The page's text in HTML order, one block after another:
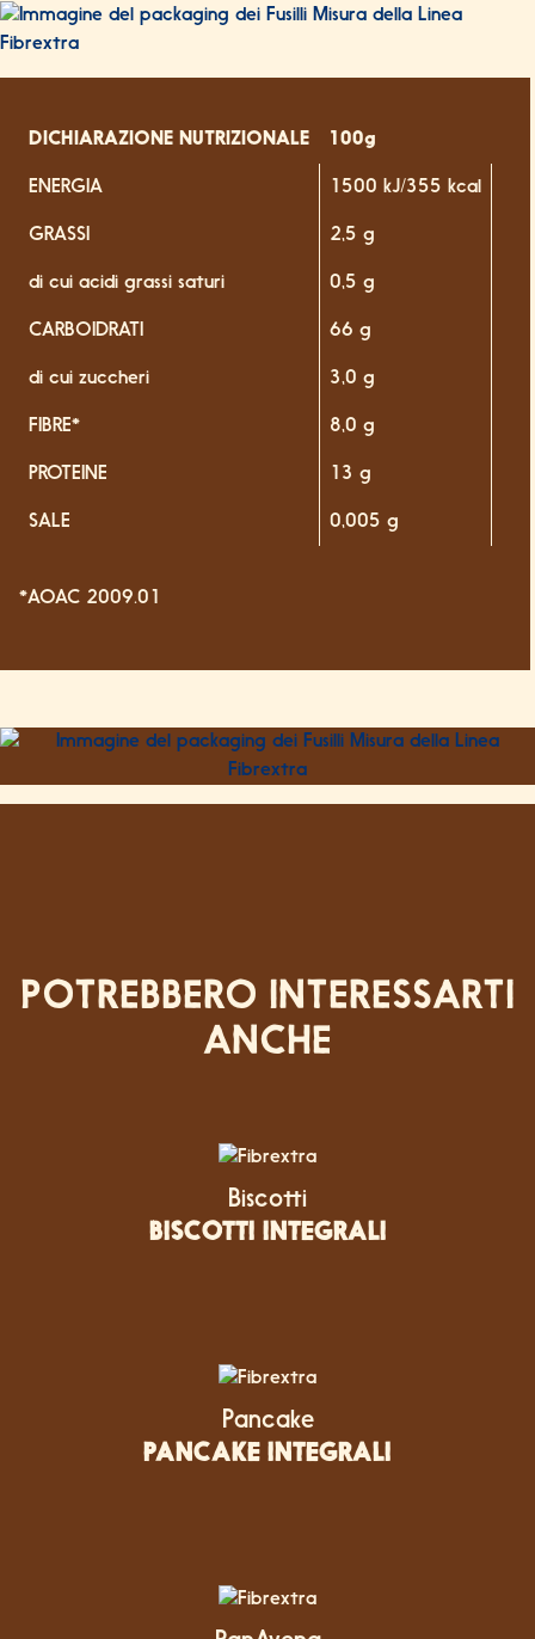
DICHIARAZIONE NUTRIZIONALE 100g
ENERGIA 1500 kJ/355 kcal
GRASSI 2,5 g
di cui acidi grassi saturi 0,5 g
CARBOIDRATI 66 g
di cui zuccheri 3,0 g
FIBRE* 8,0 g
PROTEINE 13 g
SALE 0,005 g
*AOAC 2009.01
POTREBBERO INTERESSARTI
ANCHE
Biscotti
BISCOTTI INTEGRALI
Pancake
PANCAKE INTEGRALI